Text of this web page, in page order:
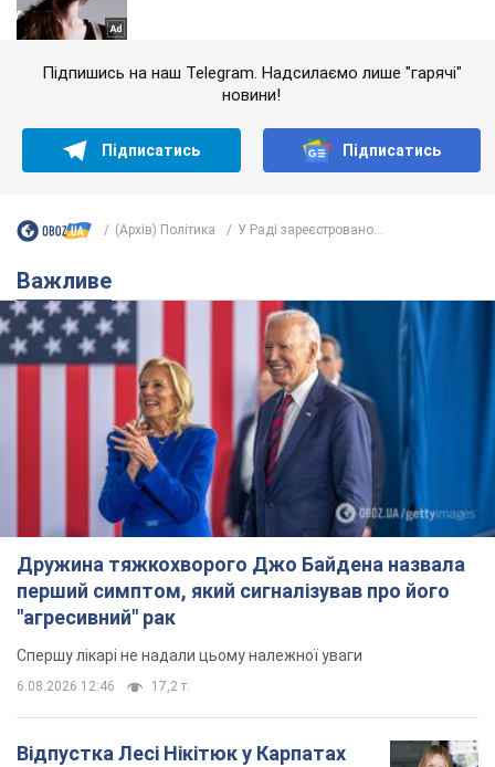
Підпишись на наш Telegram. Надсилаємо лише "гарячі"
новини!
Підписатись Підписатись
(Архів) Політика У Раді зареєстровано...
Важливе
Дружина тяжкохворого Джо Байдена назвала
перший симптом, який сигналізував про його
"агресивний" рак
Спершу лікарі не надали цьому належної уваги
6.08.2026 12:46 17,2 т.
Відпустка Лесі Нікітюк у Карпатах